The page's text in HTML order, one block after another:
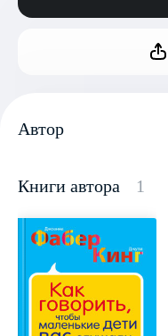
Автор
Книги автора 1